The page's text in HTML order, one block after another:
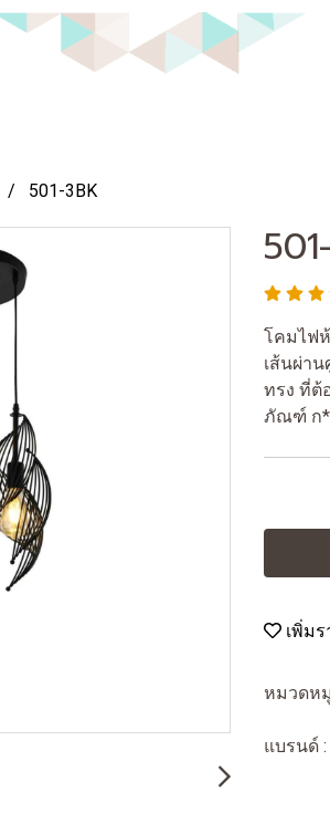
501-3BK
โคมไฟ
เส้นผ่า
ทรง ที่ต้
ภัณฑ์ ก*
เพิ่ม
หมวดห
แบรนด์ :